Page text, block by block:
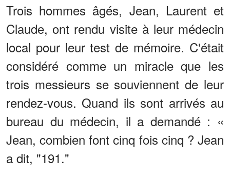
Trois hommes âgés, Jean, Laurent et
Claude, ont rendu visite à leur médecin
local pour leur test de mémoire. C'était
considéré comme un miracle que les
trois messieurs se souviennent de leur
rendez-vous. Quand ils sont arrivés au
bureau du médecin, il a demandé : «
Jean, combien font cinq fois cinq ? Jean
a dit, "191."